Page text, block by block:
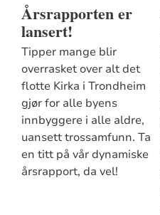
Årsrapporten er
lansert!
Tipper mange blir
overrasket over alt det
flotte Kirka i Trondheim
gjør for alle byens
innbyggere i alle aldre,
uansett trossamfunn. Ta
en titt på vår dynamiske
årsrapport, da vel!